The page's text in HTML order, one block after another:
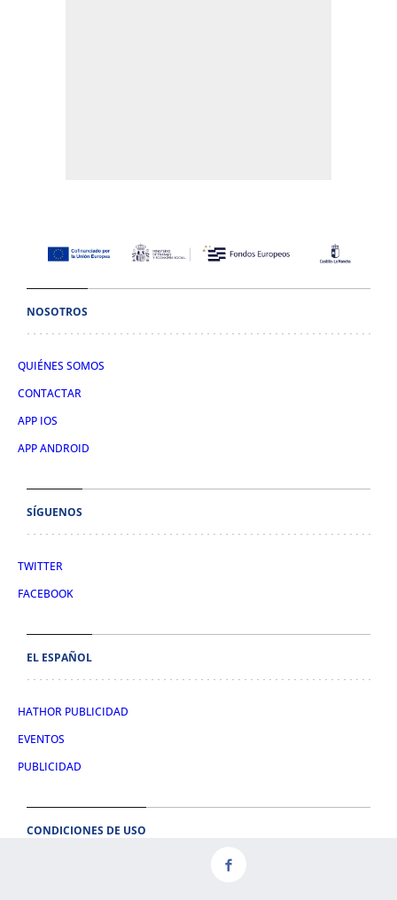
NOSOTROS
QUIÉNES SOMOS
CONTACTAR
APP IOS
APP ANDROID
SÍGUENOS
TWITTER
FACEBOOK
EL ESPAÑOL
HATHOR PUBLICIDAD
EVENTOS
PUBLICIDAD
CONDICIONES DE USO